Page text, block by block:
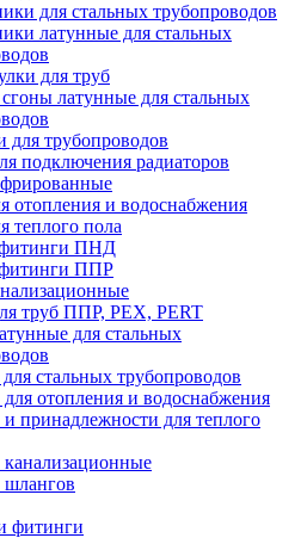
для стальных трубопроводов
латунные для стальных
для труб
латунные для стальных
для трубопроводов
подключения радиаторов
отопления и водоснабжения
теплого пола
ПНД
ППР
труб ППР, PEX, PERT
для стальных
стальных трубопроводов
отопления и водоснабжения
принадлежности для теплого
фитинги